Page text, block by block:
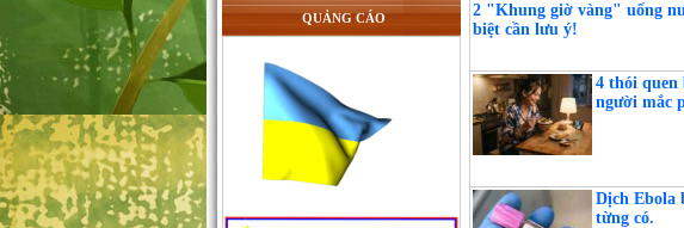
QUẢNG CÁO
2 "Khung giờ vàng" uống
biệt cần lưu ý!
4 thói quen
người mắc
Dịch Ebola
từng có.